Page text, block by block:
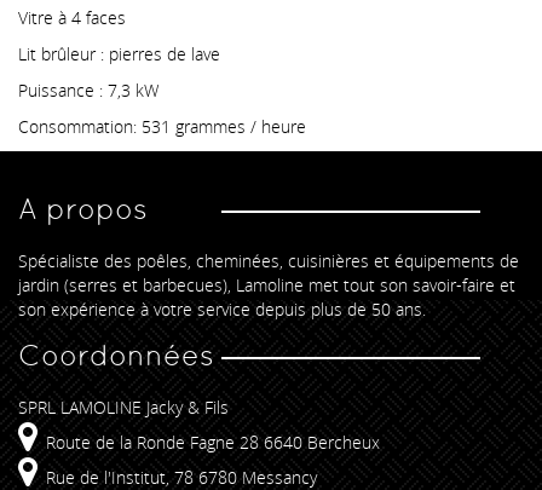
Vitre à 4 faces
Lit brûleur : pierres de lave
Puissance : 7,3 kW
Consommation: 531 grammes / heure
A propos
Spécialiste des poêles, cheminées, cuisinières et équipements de
jardin (serres et barbecues), Lamoline met tout son savoir-faire et
son expérience à votre service depuis plus de 50 ans.
Coordonnées
SPRL LAMOLINE Jacky & Fils
Route de la Ronde Fagne 28 6640 Bercheux
Rue de l'Institut, 78 6780 Messancy